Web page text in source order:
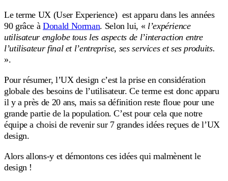
Le terme UX (User Experience) est apparu dans les années
90 grâce àDonald Norman. Selon lui, « l’expérience
utilisateur englobe tous les aspects de l’interaction entre
l’utilisateur final et l’entreprise, ses services et ses produits.
».
Pour résumer, l’UX design c’est la prise en considération
globale des besoins de l’utilisateur. Ce terme est donc apparu
il y a près de 20 ans, mais sa définition reste floue pour une
grande partie de la population. C’est pour cela que notre
équipe a choisi de revenir sur 7 grandes idées reçues de l’UX
design.
Alors allons-y et démontons ces idées qui malmènent le
design !